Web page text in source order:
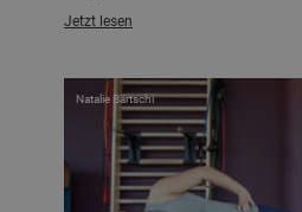
Jetzt lesen
Natalie Bärtschi